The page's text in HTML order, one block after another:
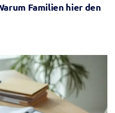
Familien hier den